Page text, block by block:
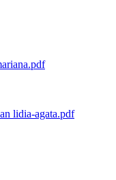
lidia-agata.pdf